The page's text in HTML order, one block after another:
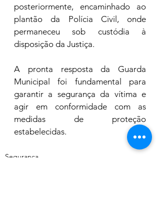
posteriormente, encaminhado ao
plantão da Polícia Civil, onde
permaneceu sob custódia à
disposição da Justiça.
A pronta resposta da Guarda
Municipal foi fundamental para
garantir a segurança da vítima e
agir em conformidade com as
medidas de proteção
estabelecidas.
Segurança